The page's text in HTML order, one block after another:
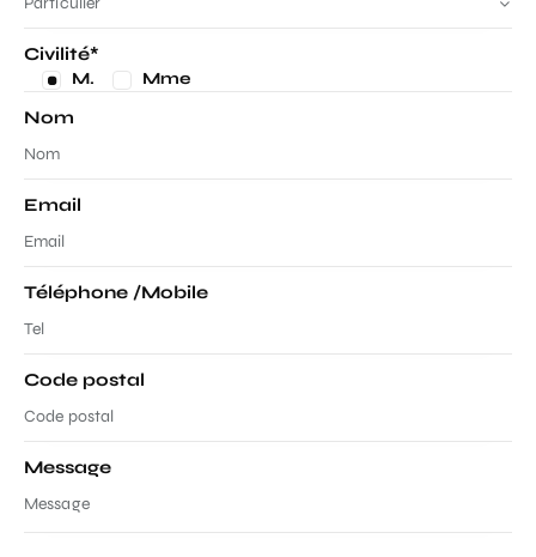
Civilité*
M. Mme
Nom
Email
Téléphone /Mobile
Code postal
Message